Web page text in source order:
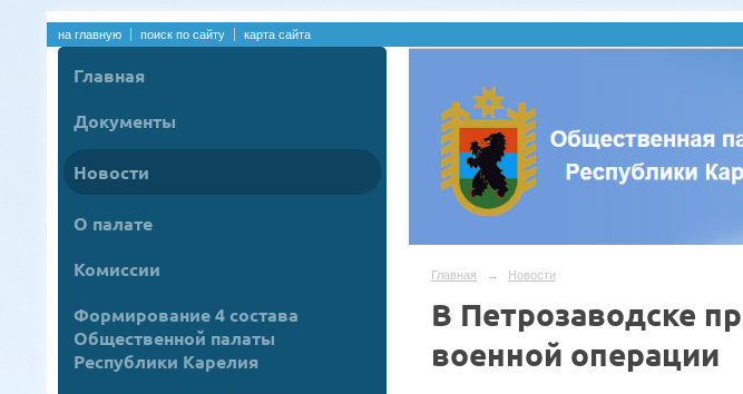
на главную поиск по сайту карта сайта
Главная
Документы
Новости
О палате
Комиссии
Формирование 4 состава
Общественной палаты
Республики Карелия
Главная → Новости
В Петрозаводске
военной операции